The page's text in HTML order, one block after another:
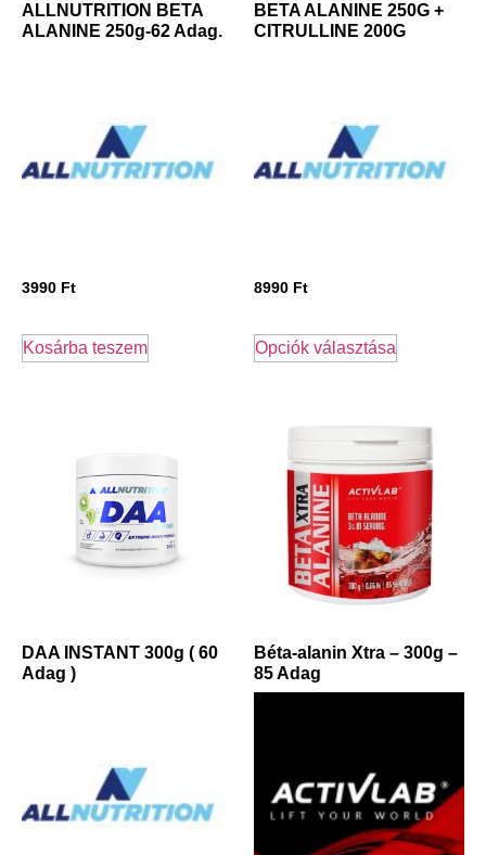
ALLNUTRITION BETA
ALANINE 250g-62 Adag.
3990 Ft
Kosárba teszem
BETA ALANINE 250G +
CITRULLINE 200G
8990 Ft
Opciók választása
DAA INSTANT 300g ( 60
Adag )
Béta-alanin Xtra – 300g –
85 Adag